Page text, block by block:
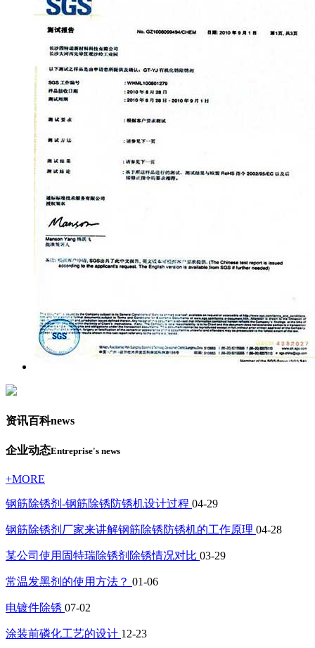
资讯百科news
企业动态Entreprise's news
+MORE
钢筋除锈剂-钢筋除锈防锈机设计过程 04-29
钢筋除锈剂厂家来讲解钢筋除锈防锈机的工作原理 04-28
某公司使用固特瑞除锈剂除锈情况对比 03-29
常温发黑剂的使用方法？ 01-06
电镀件除锈 07-02
涂装前磷化工艺的设计 12-23